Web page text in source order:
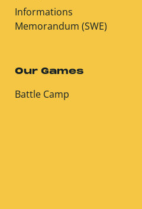
Informations
Memorandum (SWE)
Our Games
Battle Camp